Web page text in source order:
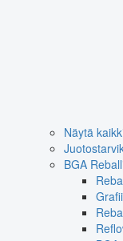
Näytä
BGA